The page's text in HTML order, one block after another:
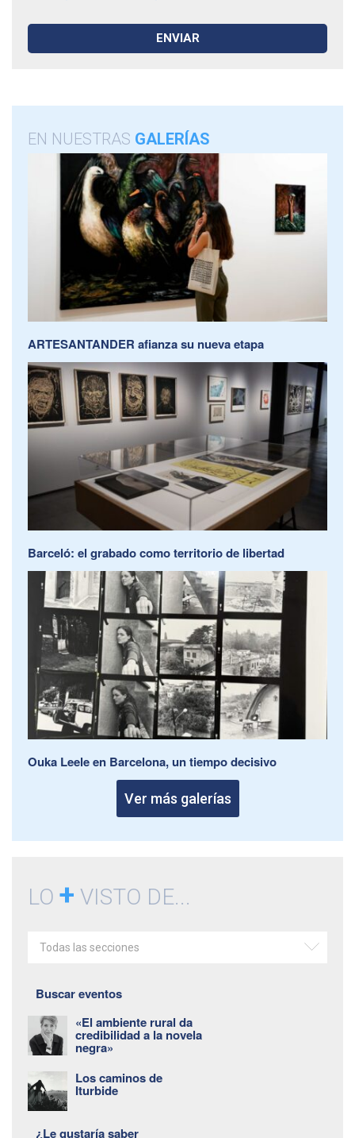
EN NUESTRAS GALERÍAS
ARTESANTANDER afianza su nueva etapa
Barceló: el grabado como territorio de libertad
Ouka Leele en Barcelona, un tiempo decisivo
Ver más galerías
LO + VISTO DE...
Todas las secciones
Buscar eventos
«El ambiente rural da
credibilidad a la novela
negra»
Los caminos de
Iturbide
¿Le gustaría saber